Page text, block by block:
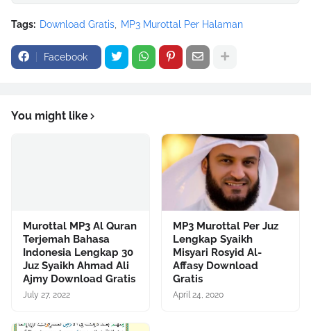
Tags: Download Gratis MP3 Murottal Per Halaman
Facebook
You might like
Murottal MP3 Al Quran
Terjemah Bahasa
Indonesia Lengkap 30
Juz Syaikh Ahmad Ali
Ajmy Download Gratis
July 27, 2022
MP3 Murottal Per Juz
Lengkap Syaikh
Misyari Rosyid Al-
Affasy Download
Gratis
April 24, 2020